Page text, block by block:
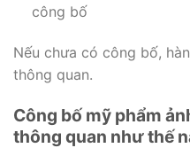
công bố
Nếu chưa có công bố,
thông quan.
Công bố mỹ phẩm
thông quan như thế